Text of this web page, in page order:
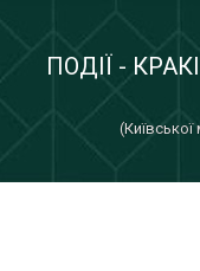
ПОДІЇ -
(Київської